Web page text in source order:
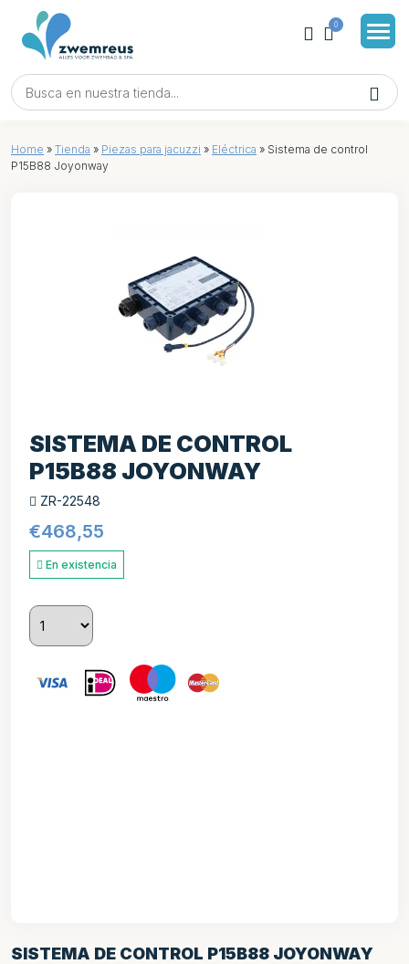
0
Home » Tienda » Piezas para jacuzzi » Eléctrica » Sistema de control
P15B88 Joyonway
SISTEMA DE CONTROL P15B88 JOYONWAY
SISTEMA DE CONTROL
P15B88 JOYONWAY
ZR-22548
€468,55
En existencia